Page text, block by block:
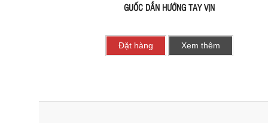
GUỐC DẪN HƯỚNG TAY VỊN
Đặt hàng Xem thêm